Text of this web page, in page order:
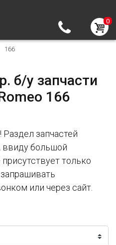
0
166
б/у запчасти
166
запчастей
ввиду большой
только
или через сайт.